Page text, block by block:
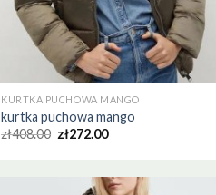
KURTKA PUCHOWA MANGO
kurtka puchowa mango
zł408.00 zł272.00